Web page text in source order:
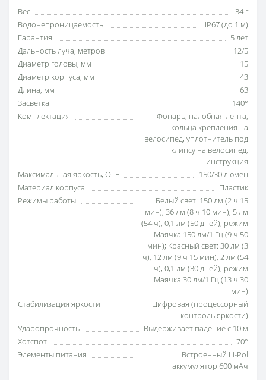
Вес
34 г
Водонепроницаемость
IP67 (до 1 м)
Гарантия
5 лет
Дальность луча, метров
12/5
Диаметр головы, мм
15
Диаметр корпуса, мм
43
Длина, мм
63
Засветка
140°
Комплектация
Фонарь, налобная лента,
кольца крепления на
велосипед, уплотнитель под
клипсу на велосипед,
инструкция
Максимальная яркость, OTF
150/30 люмен
Материал корпуса
Пластик
Режимы работы
Белый свет: 150 лм (2 ч 15
мин), 36 лм (8 ч 10 мин), 5 лм
(54 ч), 0,1 лм (50 дней), режим
Маячка 150 лм/1 Гц (9 ч 50
мин); Красный свет: 30 лм (3
ч), 12 лм (9 ч 15 мин), 2 лм (54
ч), 0,1 лм (30 дней), режим
Маячка 30 лм/1 Гц (13 ч 30
мин)
Стабилизация яркости
Цифровая (процессорный
контроль яркости)
Ударопрочность
Выдерживает падение с 10 м
Хотспот
70°
Элементы питания
Встроенный Li-Pol
аккумулятор 600 мАч